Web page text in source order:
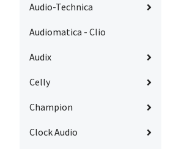
Audio-Technica
Audiomatica - Clio
Audix
Celly
Champion
Clock Audio